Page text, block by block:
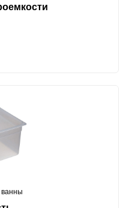
ванны